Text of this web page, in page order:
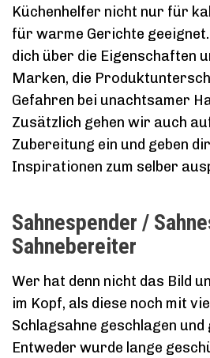
Küchenhelfer nicht nur für
für warme Gerichte
dich über die Eigenschaften
Marken, die
Gefahren bei unachtsamer
Zusätzlich gehen wir auch
Zubereitung ein und geben
Inspirationen zum selber
Sahnespender /
Sahnebereiter
Wer hat denn nicht das Bild
im Kopf, als diese noch mit
Schlagsahne geschlagen
Entweder wurde lange